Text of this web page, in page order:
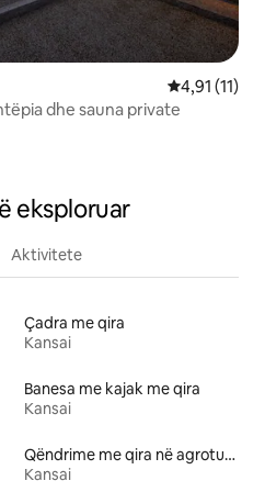
Vlerësimi
4,91 (11)
dhe sauna private
eksploruar
Aktivitete
Çadra me qira
Kansai
Banesa me kajak me qira
Kansai
Qëndrime me qira në agroturizme
Kansai